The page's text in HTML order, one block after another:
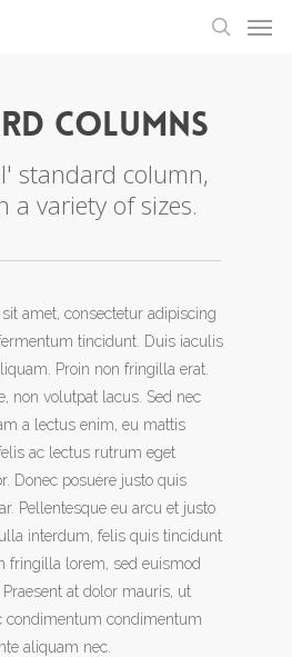
Columns
standard column,
a variety of sizes.
amet, consectetur adipiscing
tincidunt. Duis iaculis
Proin non fringilla erat.
non volutpat lacus. Sed nec
a lectus enim, eu mattis
ac lectus rutrum eget
Donec posuere justo quis
Pellentesque eu arcu et justo
interdum, felis quis tincidunt
fringilla lorem, sed euismod
at dolor mauris, ut
condimentum condimentum
aliquam nec.